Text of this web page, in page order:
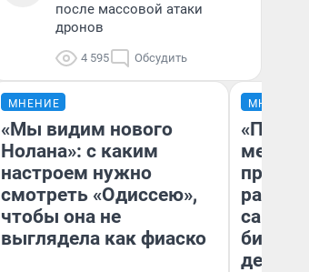
после массовой атаки
дронов
4 595 Обсудить
МНЕНИЕ
«Мы видим нового
Нолана»: с каким
настроем нужно
смотреть «Одиссею»,
чтобы она не
выглядела как фиаско
МНЕНИЕ
самом